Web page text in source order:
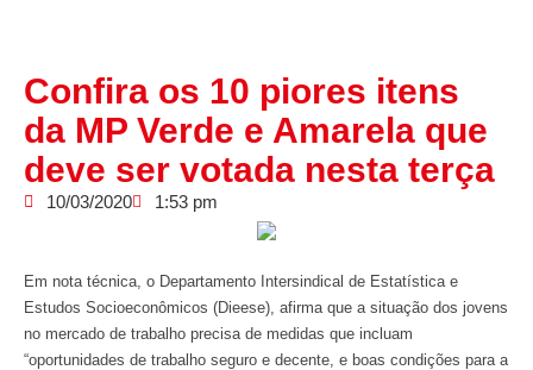
Confira os 10 piores itens
da MP Verde e Amarela que
deve ser votada nesta terça
10/03/2020 1:53 pm
Em nota técnica, o Departamento Intersindical de Estatística e
Estudos Socioeconômicos (Dieese), afirma que a situação dos jovens
no mercado de trabalho precisa de medidas que incluam
“oportunidades de trabalho seguro e decente, e boas condições para a